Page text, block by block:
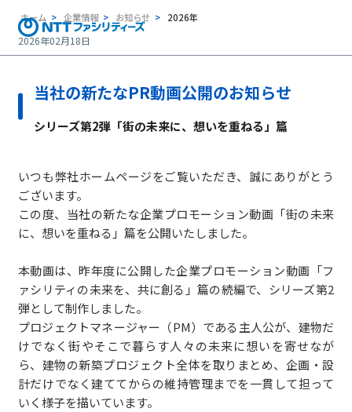
ホーム 企業情報 お知らせ 2026年
2026年02月18日
当社の新たなPR動画公開のお知らせ
シリーズ第2弾「街の未来に、想いを重ねる」篇
いつも弊社ホームページをご覧いただき、誠にありがとう
ございます。
この度、当社の新たな企業プロモーション動画「街の未来
に、想いを重ねる」篇を公開いたしました。
本動画は、昨年度に公開した企業プロモーション動画「フ
ァシリティの未来を、共に創る」篇の続編で、シリーズ第2
弾として制作しました。
プロジェクトマネージャー（PM）である主人公が、建物だ
けでなく街やそこで暮らす人々の未来に想いを寄せなが
ら、建物の新築プロジェクト全体を取りまとめ、企画・設
計だけでなく建ててからの維持管理までを一貫して担って
いく様子を描いています。